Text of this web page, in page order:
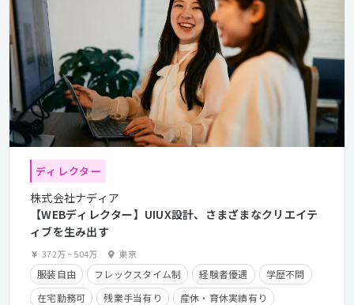
ディレクター
株式会社ナディア
【WEBディレクター】UIUX設計、さまざまなクリエイテ
ィブを生み出す
372万~504万 東京
服装自由 フレックスタイム制 経験者優遇
学歴不問
在宅勤務可
残業手当有り
産休・育休実績有り